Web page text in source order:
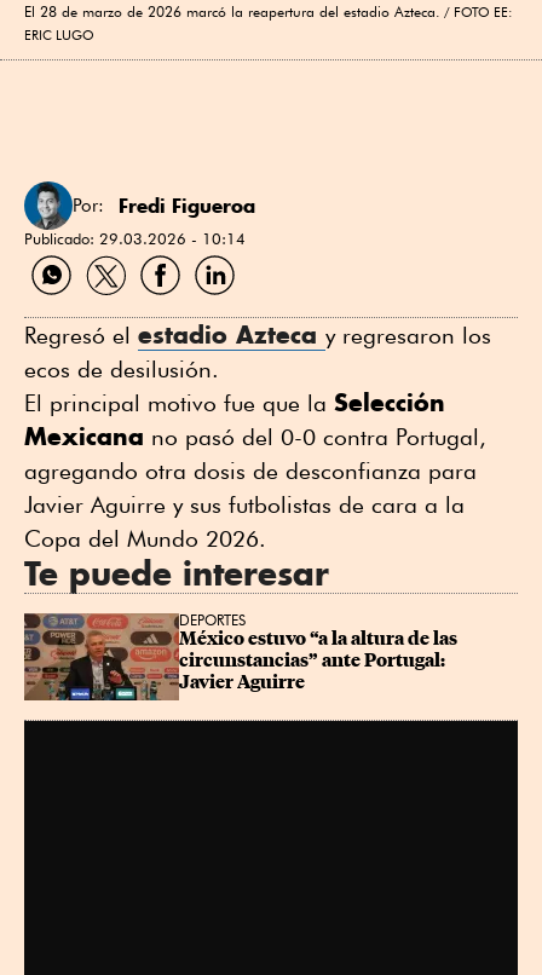
El 28 de marzo de 2026 marcó la reapertura del estadio Azteca.
FOTO EE:
ERIC LUGO
Por: Fredi Figueroa
Publicado: 29.03.2026 - 10:14
Compartir
por
Compartir
por
Compartir
por
Compartir
por
Regresó el estadio Azteca y regresaron los
ecos de desilusión.
El principal motivo fue que la Selección
Mexicana no pasó del 0-0 contra Portugal,
agregando otra dosis de desconfianza para
Javier Aguirre y sus futbolistas de cara a la
Copa del Mundo 2026.
Te puede interesar
DEPORTES
México estuvo “a la altura de las
circunstancias” ante Portugal:
Javier Aguirre